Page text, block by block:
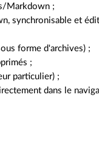
Markdown ;
synchronisable et
forme d'archives) ;
;
particulier) ;
dans le